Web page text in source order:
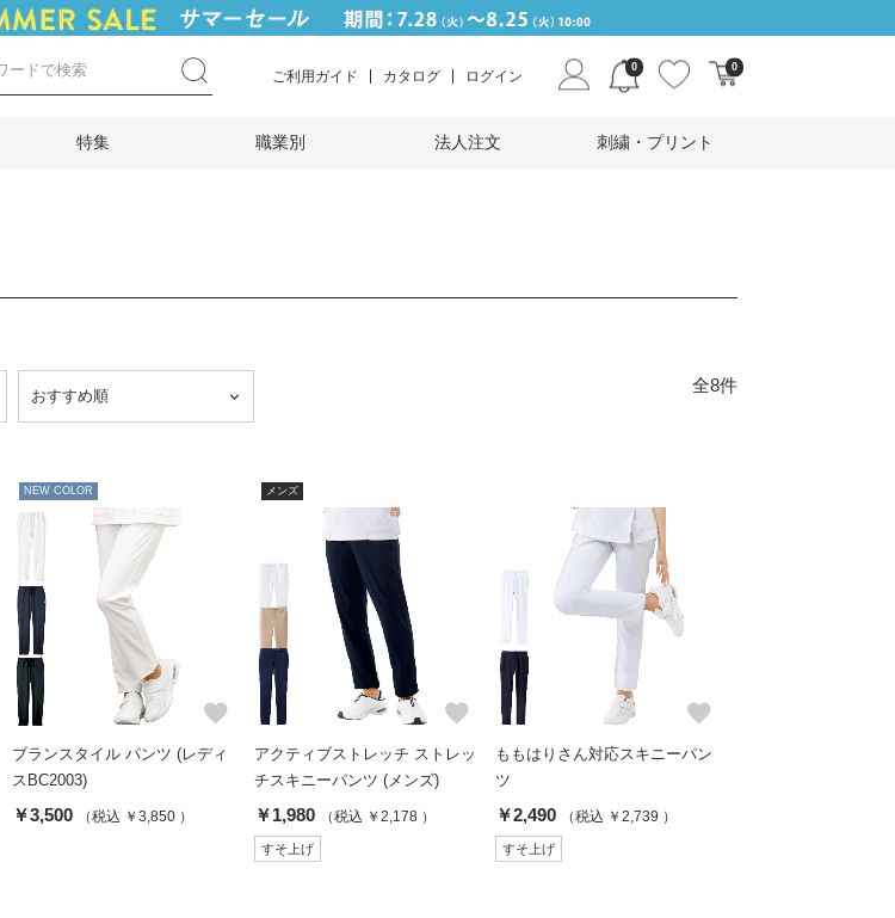
ご利用ガイド カタログ ログイン
0 0
特集 職業別 法人注文 刺繍・プリント
全8件
NEW COLOR
favorite
ブランスタイル パンツ (レディ
スBC2003)
￥3,500 （税込 ￥3,850 ）
メンズ
favorite
アクティブストレッチ ストレッ
チスキニーパンツ (メンズ)
￥1,980 （税込 ￥2,178 ）
すそ上げ
favorite
ももはりさん対応スキニーパン
ツ
￥2,490 （税込 ￥2,739 ）
すそ上げ